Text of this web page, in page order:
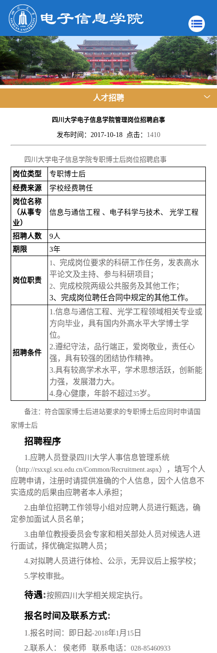
人才招聘
四川大学电子信息学院管理岗位招聘启事
发布时间：2017-10-18 点击： 1410
四川大学电子信息学院专职博士后岗位招聘启事
岗位类型
专职博士后
经费来源
学校经费聘任
岗位名称
（从事专
业）
信息与通信工程 、电子科学与技术、 光学工程
招聘人数 9人
期限
3年
岗位职责
1、 完成岗位要求的科研工作任务，发表高水
平论文及主持、参与科研项目 ；
2、 完成校院两级公共服务及其他工作；
3、完成岗位聘任合同中规定的其他工作。
招聘条件
1.信息与通信工程、光学工程领域相关专业或
方向毕业，具有国内外高水平大学博士学
位。
2.遵纪守法，品行端正，爱岗敬业，责任心
强，具有较强的团结协作精神。
3.具有较高学术水平，学术思想活跃，创新能
力强，发展潜力大。
4.身心健康，年龄不超过35岁。
备注：符合国家博士后进站要求的专职博士后应同时申请国
家博士后
招聘程序
1.应聘人员登录四川大学人事信息管理系统
（http://rsxxgl.scu.edu.cn/Common/Recruitment.aspx），填写个人
应聘申请，注册时请提供准确的个人信息，因个人信息不
实造成的后果由应聘者本人承担；
2.由单位招聘工作领导小组对应聘人员进行甄选，确
定参加面试人员名单；
3.由单位教授委员会专家和相关部处人员对候选人进
行面试，择优确定拟聘人员；
4.对拟聘人员进行体检、公示，无异议后上报学校；
5.学校审批。
待遇:按照四川大学相关规定执行。
报名时间及联系方式:
1.报名时间：即日起-2018年1 月 15 日
2.联系人： 侯老师 联系电话：028-85460933